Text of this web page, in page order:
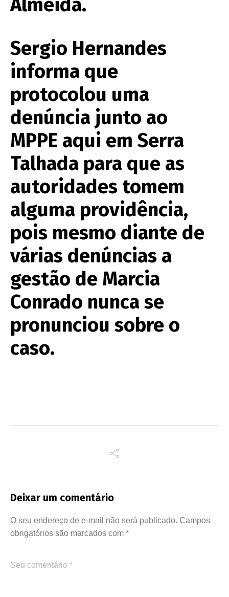
Sergio Hernandes
informa que
protocolou uma
denúncia junto ao
MPPE aqui em Serra
Talhada para que as
autoridades tomem
alguma providência,
pois mesmo diante de
várias denúncias a
gestão de Marcia
Conrado nunca se
pronunciou sobre o
caso.
Deixar um comentário
O seu endereço de e-mail não será publicado. Campos
obrigatórios são marcados com *